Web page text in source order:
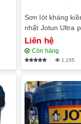
Sơn lót kháng
nhất Jotun Ultra
Liên hệ
Còn hàng
1,155